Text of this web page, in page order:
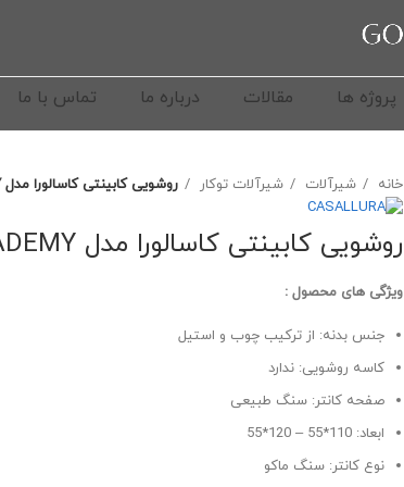
پروژه ها مقالات درباره ما تماس با ما
خانه شیرآلات شیرآلات توکار روشویی کابینتی کاسالورا مدل ACADEMY
روشویی کابینتی کاسالورا مدل ACADEMY
ویژگی های محصول :
جنس بدنه: از ترکیب چوب و استیل
کاسه روشویی: ندارد
صفحه کانتر: سنگ طبیعی
ابعاد: 110*55 – 120*55
نوع کانتر: سنگ ماکو